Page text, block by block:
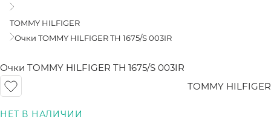
TOMMY HILFIGER
Очки TOMMY HILFIGER TH 1675/S 003IR
Очки TOMMY HILFIGER TH 1675/S 003IR
TOMMY HILFIGER